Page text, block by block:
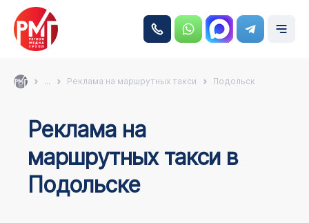
... Реклама на маршрутных такси Подольск
Реклама на
маршрутных такси в
Подольске